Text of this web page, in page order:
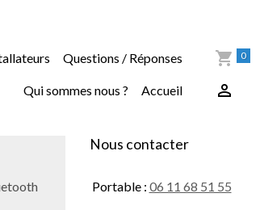
Questions / Réponses
Qui sommes nous ? Accueil
0
Nous contacter
Portable : 06 11 68 51 55